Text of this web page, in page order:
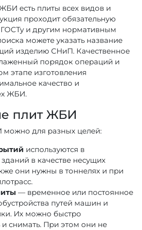
есть плиты всех видов и
проходит обязательную
и другим нормативным
можете указать название
изделию СНиП. Качественное
порядок операций и
этапе изготовления
качество и
ЖБИ.
плит ЖБИ
для разных целей:
используются в
зданий в качестве несущих
они нужны в тоннелях и при
— временное или постоянное
путей машин и
Их можно быстро
и снимать. При этом они не